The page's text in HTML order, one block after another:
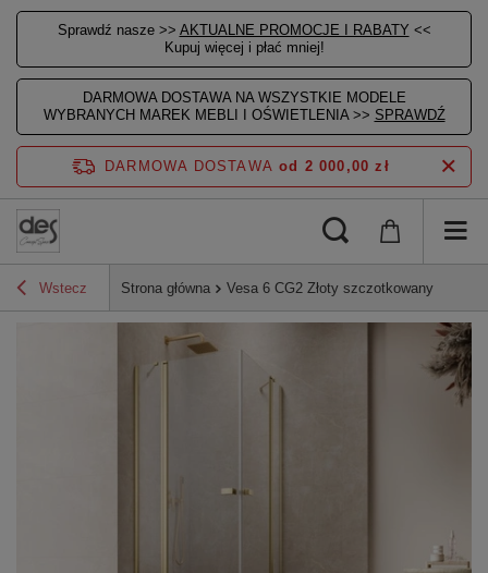
Sprawdź nasze >> AKTUALNE PROMOCJE I RABATY <<
Kupuj więcej i płać mniej!
DARMOWA DOSTAWA NA WSZYSTKIE MODELE
WYBRANYCH MAREK MEBLI I OŚWIETLENIA >> SPRAWDŹ
DARMOWA DOSTAWA od 2 000,00 zł
Wstecz Strona główna Vesa 6 CG2 Złoty szczotkowany